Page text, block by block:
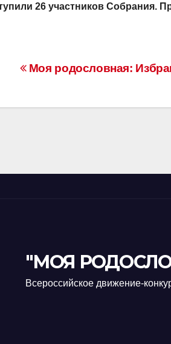
26 участников Собрания.
Моя родословная:
"МОЯ
Всероссийское движение-